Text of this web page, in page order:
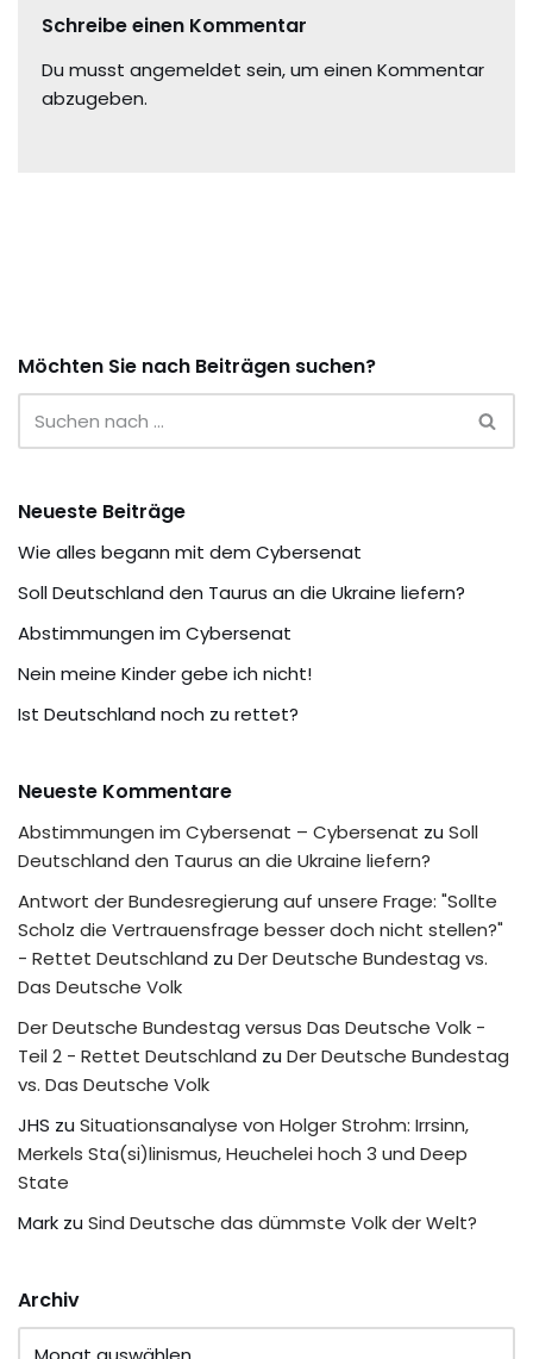
Schreibe einen Kommentar
Du musst angemeldet sein, um einen Kommentar
abzugeben.
Möchten Sie nach Beiträgen suchen?
Neueste Beiträge
Wie alles begann mit dem Cybersenat
Soll Deutschland den Taurus an die Ukraine liefern?
Abstimmungen im Cybersenat
Nein meine Kinder gebe ich nicht!
Ist Deutschland noch zu rettet?
Neueste Kommentare
Abstimmungen im Cybersenat – Cybersenat zu Soll
Deutschland den Taurus an die Ukraine liefern?
Antwort der Bundesregierung auf unsere Frage: "Sollte
Scholz die Vertrauensfrage besser doch nicht stellen?"
- Rettet Deutschland zu Der Deutsche Bundestag vs.
Das Deutsche Volk
Der Deutsche Bundestag versus Das Deutsche Volk -
Teil 2 - Rettet Deutschland zu Der Deutsche Bundestag
vs. Das Deutsche Volk
JHS zu Situationsanalyse von Holger Strohm: Irrsinn,
Merkels Sta(si)linismus, Heuchelei hoch 3 und Deep
State
Mark zu Sind Deutsche das dümmste Volk der Welt?
Archiv